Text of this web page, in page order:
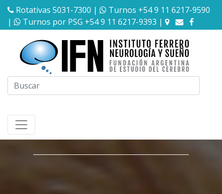
Rotativas 5031-7300 |
Turnos +54 9 11 6217-9590
|
Turnos por PSG +54 9 11 6217-9393 |